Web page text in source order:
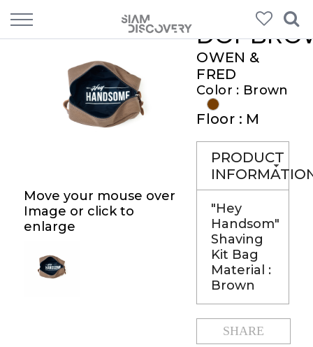
Move your mouse over
Image or click to
enlarge
OWEN &
FRED
Color : Brown
Floor : M
PRODUCT
"Hey
Handsom"
Shaving
Kit Bag
Material :
Brown
SHARE